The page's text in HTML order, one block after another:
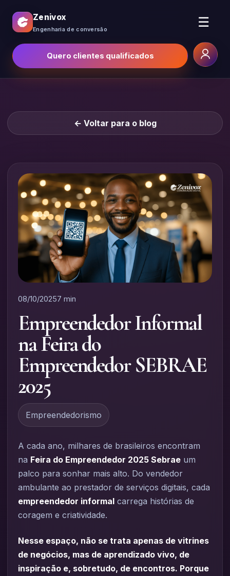
Zenivox
Engenharia de conversão ☰
Quero clientes qualificados
← Voltar para o blog
08/10/20257 min
Empreendedor Informal
na Feira do
Empreendedor SEBRAE
2025
Empreendedorismo
A cada ano, milhares de brasileiros encontram
na Feira do Empreendedor 2025 Sebrae um
palco para sonhar mais alto. Do vendedor
ambulante ao prestador de serviços digitais, cada
empreendedor informal carrega histórias de
coragem e criatividade.
Nesse espaço, não se trata apenas de vitrines
de negócios, mas de aprendizado vivo, de
inspiração e, sobretudo, de encontros. Porque